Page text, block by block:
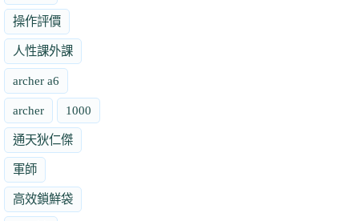
操作評價
人性課外課
archer a6
archer 1000
通天狄仁傑
軍師
高效鎖鮮袋